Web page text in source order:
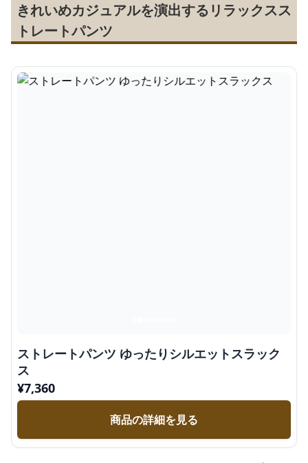
きれいめカジュアルを演出するリラックスス
トレートパンツ
ストレートパンツ ゆったりシルエットスラック
ス
¥7,360
商品の詳細を見る